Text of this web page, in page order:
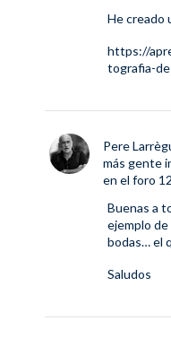
He creado
https://
tografia-
Pere
más gente
en el foro
Buenas a
ejemplo
bodas… el
Saludos